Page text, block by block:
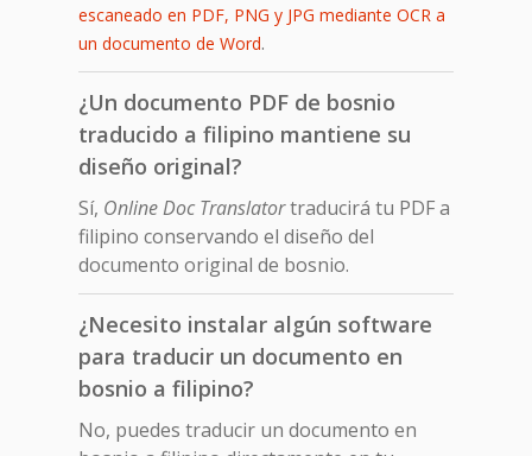
escaneado en PDF, PNG y JPG mediante OCR a
un documento de Word.
¿Un documento PDF de bosnio
traducido a filipino mantiene su
diseño original?
Sí, Online Doc Translatortraducirá tu PDF a
filipino conservando el diseño del
documento original de bosnio.
¿Necesito instalar algún software
para traducir un documento en
bosnio a filipino?
No, puedes traducir un documento en